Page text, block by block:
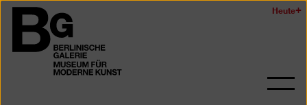
Zum
Seiteninhalt
springen
Berlinischen
Galerie
Heute